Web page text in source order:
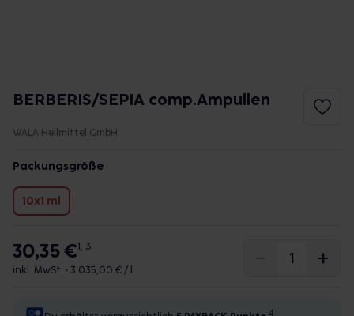
BERBERIS/SEPIA comp.Ampullen
WALA Heilmittel GmbH
Packungsgröße
10x1 ml
30,35 €1, 3
inkl. MwSt. • 3.035,00 € / l
4